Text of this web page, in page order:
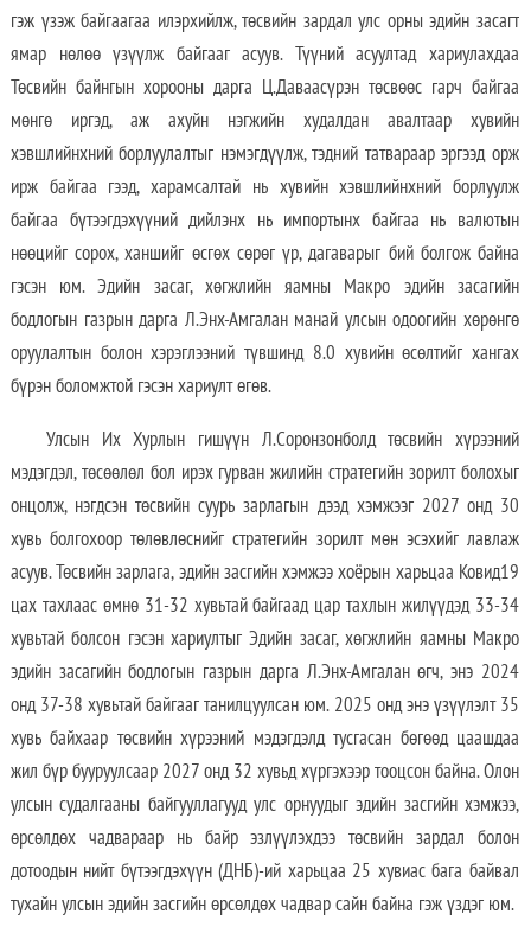
гэж үзэж байгаагаа илэрхийлж, төсвийн зардал улс орны эдийн засагт
ямар нөлөө үзүүлж байгааг асуув. Түүний асуултад хариулахдаа
Төсвийн байнгын хорооны дарга Ц.Даваасүрэн төсвөөс гарч байгаа
мөнгө иргэд, аж ахуйн нэгжийн худалдан авалтаар хувийн
хэвшлийнхний борлуулалтыг нэмэгдүүлж, тэдний татвараар эргээд орж
ирж байгаа гээд, харамсалтай нь хувийн хэвшлийнхний борлуулж
байгаа бүтээгдэхүүний дийлэнх нь импортынх байгаа нь валютын
нөөцийг сорох, ханшийг өсгөх сөрөг үр, дагаварыг бий болгож байна
гэсэн юм. Эдийн засаг, хөгжлийн яамны Макро эдийн засагийн
бодлогын газрын дарга Л.Энх-Амгалан манай улсын одоогийн хөрөнгө
оруулалтын болон хэрэглээний түвшинд 8.0 хувийн өсөлтийг хангах
бүрэн боломжтой гэсэн хариулт өгөв.
Улсын Их Хурлын гишүүн Л.Соронзонболд төсвийн хүрээний
мэдэгдэл, төсөөлөл бол ирэх гурван жилийн стратегийн зорилт болохыг
онцолж, нэгдсэн төсвийн суурь зарлагын дээд хэмжээг 2027 онд 30
хувь болгохоор төлөвлөснийг стратегийн зорилт мөн эсэхийг лавлаж
асуув. Төсвийн зарлага, эдийн засгийн хэмжээ хоёрын харьцаа Ковид19
цах тахлаас өмнө 31-32 хувьтай байгаад цар тахлын жилүүдэд 33-34
хувьтай болсон гэсэн хариултыг Эдийн засаг, хөгжлийн яамны Макро
эдийн засагийн бодлогын газрын дарга Л.Энх-Амгалан өгч, энэ 2024
онд 37-38 хувьтай байгааг танилцуулсан юм. 2025 онд энэ үзүүлэлт 35
хувь байхаар төсвийн хүрээний мэдэгдэлд тусгасан бөгөөд цаашдаа
жил бүр бууруулсаар 2027 онд 32 хувьд хүргэхээр тооцсон байна. Олон
улсын судалгааны байгууллагууд улс орнуудыг эдийн засгийн хэмжээ,
өрсөлдөх чадвараар нь байр эзлүүлэхдээ төсвийн зардал болон
дотоодын нийт бүтээгдэхүүн (ДНБ)-ий харьцаа 25 хувиас бага байвал
тухайн улсын эдийн засгийн өрсөлдөх чадвар сайн байна гэж үздэг юм.